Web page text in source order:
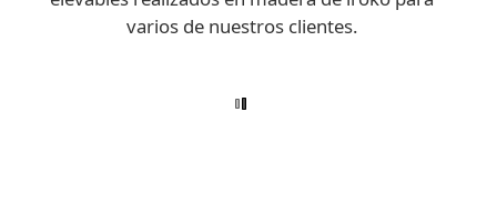
varios de nuestros clientes.